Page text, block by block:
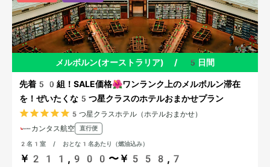
メルボルン(オーストラリア) / 5日間
先着50組！SALE価格🌺ワンランク上のメルボルン滞在
を！ぜいたくな5つ星クラスのホテルおまかせプラン
5つ星クラスホテル（ホテルおまかせ）
カンタス航空
直行便
2名1室 / おとな1名あたり（燃油込み）
￥211,900〜￥558,7